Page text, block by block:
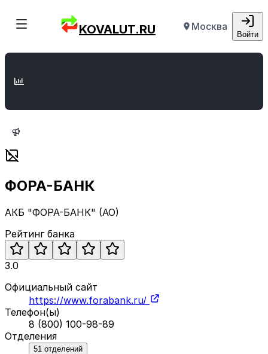
KOVALUT.RU Москва
Войти
ФОРА-БАНК
АКБ "ФОРА-БАНК" (АО)
Рейтинг банка
3.0
Официальный сайт
https://www.forabank.ru/
Телефон(ы)
8 (800) 100-98-89
Отделения
51 отделений